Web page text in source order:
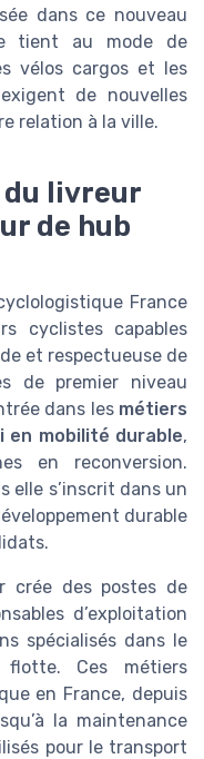
dans ce nouveau
tient au mode de
vélos cargos et les
de nouvelles
relation à la ville.
du livreur
de hub
France
cyclistes capables
et respectueuse de
de premier niveau
dans les métiers
en mobilité durable,
en reconversion.
elle s’inscrit dans un
durable
crée des postes de
d’exploitation
spécialisés dans le
Ces métiers
en France, depuis
la maintenance
pour le transport